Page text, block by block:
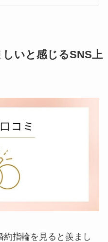
いと感じるSNS上
指輪を見ると羨まし